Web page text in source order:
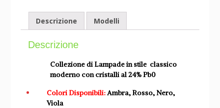
Descrizione Modelli
Descrizione
Collezione di Lampade in stile classico
moderno con cristalli al 24% Pb0
Colori Disponibili:Ambra, Rosso, Nero,
Viola